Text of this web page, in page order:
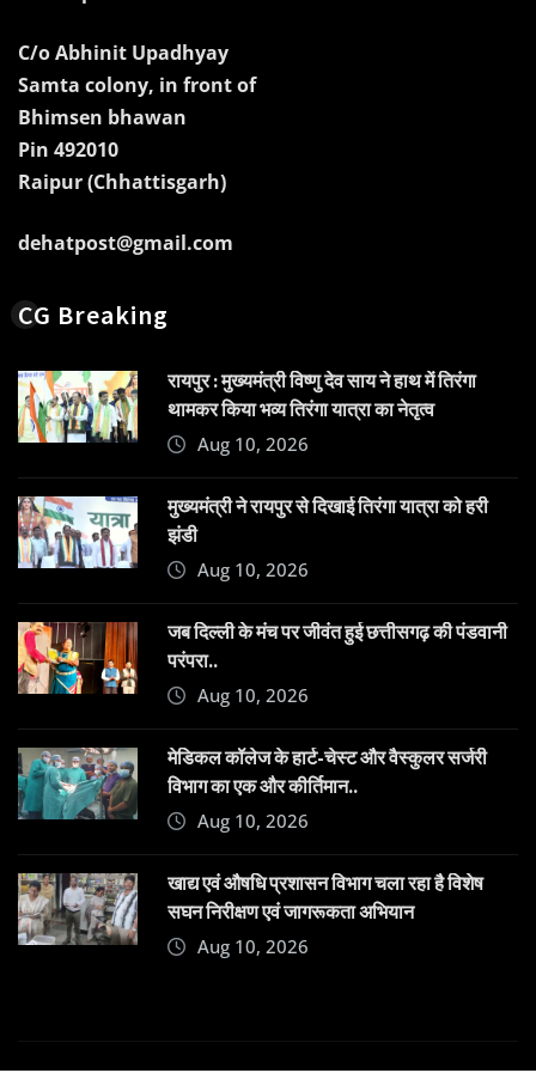
C/o Abhinit Upadhyay
Samta colony, in front of
Bhimsen bhawan
Pin 492010
Raipur (Chhattisgarh)
dehatpost@gmail.com
CG Breaking
रायपुर : मुख्यमंत्री विष्णु देव साय ने हाथ में तिरंगा
थामकर किया भव्य तिरंगा यात्रा का नेतृत्व
Aug 10, 2026
मुख्यमंत्री ने रायपुर से दिखाई तिरंगा यात्रा को हरी
झंडी
Aug 10, 2026
जब दिल्ली के मंच पर जीवंत हुई छत्तीसगढ़ की पंडवानी
परंपरा..
Aug 10, 2026
​मेडिकल कॉलेज के हार्ट-चेस्ट और वैस्कुलर सर्जरी
विभाग का एक और कीर्तिमान..
Aug 10, 2026
खाद्य एवं औषधि प्रशासन विभाग चला रहा है विशेष
सघन निरीक्षण एवं जागरूकता अभियान
Aug 10, 2026